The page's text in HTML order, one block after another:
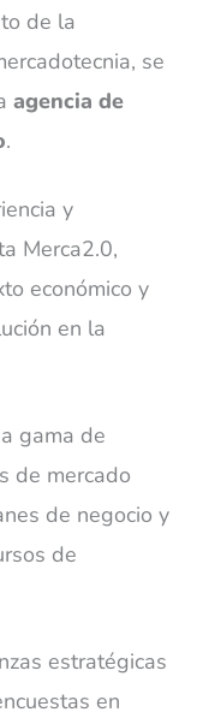
de la
se
agencia de
.
y
Merca2.0,
económico y
en la
gama de
de mercado
de negocio y
de
estratégicas
en